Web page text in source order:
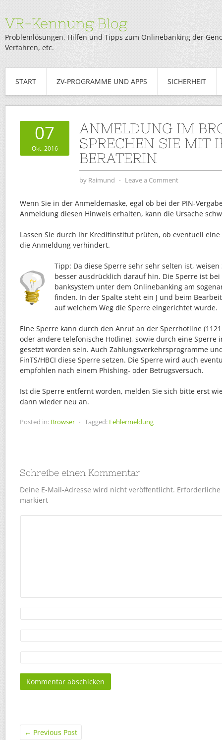
VR-Kennung Blog
Problemlösungen, Hilfen und Tipps zum Onlinebanking der
Verfahren, etc.
START ZV-PROGRAMME UND APPS SICHERHEIT
07
Okt. 2016
ANMELDUNG IM
SPRECHEN SIE MIT
BERATERIN
by Raimund ⋅ Leave a Comment
Wenn Sie in der Anmeldemaske, egal ob bei der PIN-
Anmeldung diesen Hinweis erhalten, kann die Ursache
Lassen Sie durch Ihr Kreditinstitut prüfen, ob eventuell
die Anmeldung verhindert.
Tipp: Da diese Sperre sehr sehr selten ist,
besser ausdrücklich darauf hin. Die Sperre ist bei
banksystem unter dem Onlinebanking am
finden. In der Spalte steht ein J und beim
auf welchem Weg die Sperre eingerichtet wurde.
Eine Sperre kann durch den Anruf an der Sperrhotline
oder andere telefonische Hotline), sowie durch eine Sperre
gesetzt worden sein. Auch Zahlungsverkehrsprogramme
FinTS/HBCI diese Sperre setzen. Die Sperre wird auch
empfohlen nach einem Phishing- oder Betrugsversuch.
Ist die Sperre entfernt worden, melden Sie sich bitte erst
dann wieder neu an.
Posted in: Browser ⋅ Tagged: Fehlermeldung
Schreibe einen Kommentar
Deine E-Mail-Adresse wird nicht veröffentlicht.
markiert
← Previous Post